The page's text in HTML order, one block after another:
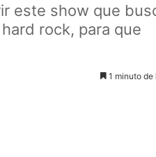
este show que
rock, para que
1 minuto de